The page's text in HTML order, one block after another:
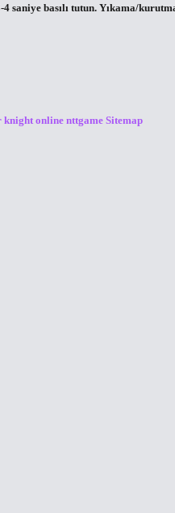
saniye basılı tutun. Yıkama/
knight online nttgame Sitemap